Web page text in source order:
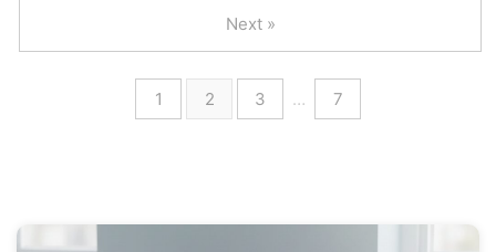
1 2 3 … 7
Next »